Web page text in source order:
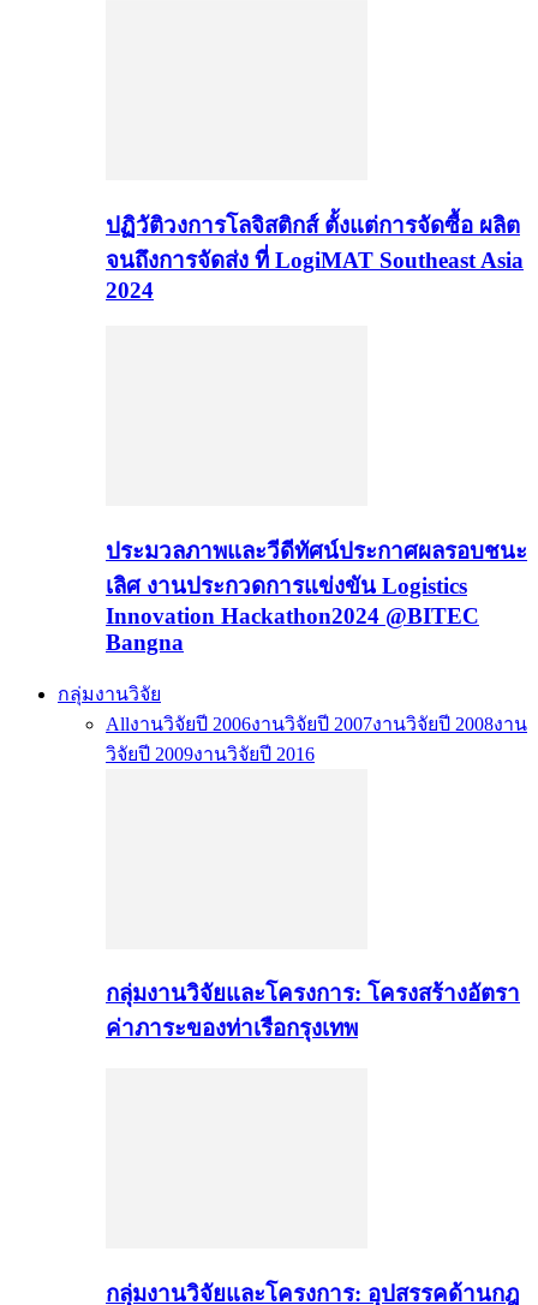
ปฏิวัติวงการโลจิสติกส์ ตั้งแต่การจัดซื้อ ผลิต
จนถึงการจัดส่ง ที่ LogiMAT Southeast Asia
2024
ประมวลภาพและวีดีทัศน์ประกาศผลรอบชนะ
เลิศ งานประกวดการแข่งขัน Logistics
Innovation Hackathon2024 @BITEC
Bangna
กลุ่มงานวิจัย
Allงานวิจัยปี 2006งานวิจัยปี 2007งานวิจัยปี 2008งาน
วิจัยปี 2009งานวิจัยปี 2016
กลุ่มงานวิจัยและโครงการ: โครงสร้างอัตรา
ค่าภาระของท่าเรือกรุงเทพ
กลุ่มงานวิจัยและโครงการ: อุปสรรคด้านกฎ